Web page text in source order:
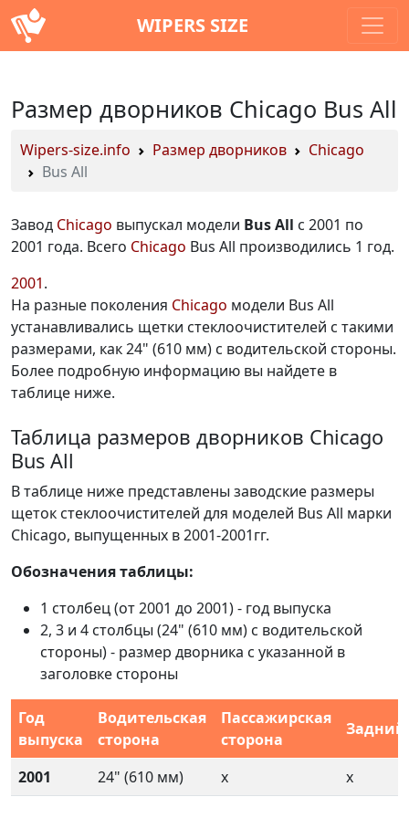
WIPERS SIZE
Размер дворников Chicago Bus All
Wipers-size.info Размер дворников
Chicago
Bus All
Завод Chicago выпускал модели Bus All с 2001 по
2001 года. Всего Chicago Bus All производились 1 год.
2001
На разные поколения Chicago модели Bus All
устанавливались щетки стеклоочистителей с такими
размерами, как 24" (610 мм) с водительской стороны.
Более подробную информацию вы найдете в
таблице ниже.
Таблица размеров дворников Chicago
Bus All
В таблице ниже представлены заводские размеры
щеток стеклоочистителей для моделей Bus All марки
Chicago, выпущенных в 2001-2001гг.
Обозначения таблицы:
1 столбец (от 2001 до 2001) - год выпуска
2, 3 и 4 столбцы (24" (610 мм) с водительской
стороны) - размер дворника с указанной в
заголовке стороны
Год
выпуска
Водительская
сторона
Пассажирская
сторона
Задний
2001 24" (610 мм) x x